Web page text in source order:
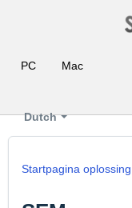
PC Mac
Dutch
Startpagina oplossing